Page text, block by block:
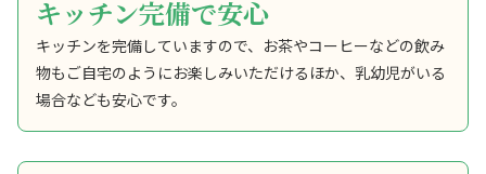
キッチン完備で安心
キッチンを完備していますので、お茶やコーヒーなどの飲み
物もご自宅のようにお楽しみいただけるほか、乳幼児がいる
場合なども安心です。